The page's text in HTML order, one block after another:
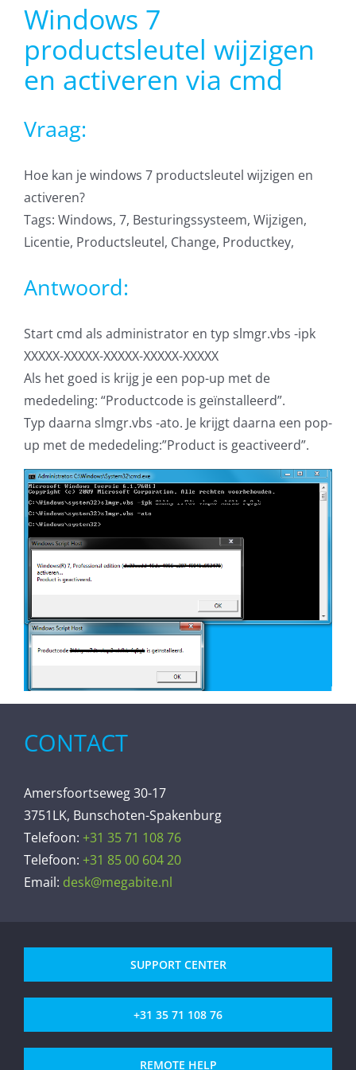
AVG
Office365
SLA overeenkomsten
Remote Help
WordPress SLA Contract
Contact
Windows 7
productsleutel wijzigen
en activeren via cmd
Vraag:
Hoe kan je windows 7 productsleutel wijzigen en
activeren?
Tags: Windows, 7, Besturingssysteem, Wijzigen,
Licentie, Productsleutel, Change, Productkey,
Antwoord:
Start cmd als administrator en typ slmgr.vbs -ipk
XXXXX-XXXXX-XXXXX-XXXXX-XXXXX
Als het goed is krijg je een pop-up met de
mededeling: “Productcode is geïnstalleerd”.
Typ daarna slmgr.vbs -ato. Je krijgt daarna een pop-
up met de mededeling:”Product is geactiveerd”.
CONTACT
Amersfoortseweg 30-17
3751LK, Bunschoten-Spakenburg
Telefoon: +31 35 71 108 76
Telefoon: +31 85 00 604 20
Email: desk@megabite.nl
SUPPORT CENTER
+31 35 71 108 76
REMOTE HELP